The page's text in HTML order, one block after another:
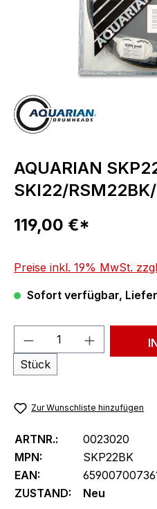
AQUARIAN
SKI22/
Regulärer Preis:
119,00 €*
Preise inkl. 19% MwSt.
Sofort verfügbar,
Produkt Anzahl:
Stück
Zur Wunschliste hinzufügen
ARTNR.:
0023020
MPN:
SKP22BK
EAN:
ZUSTAND:
Neu